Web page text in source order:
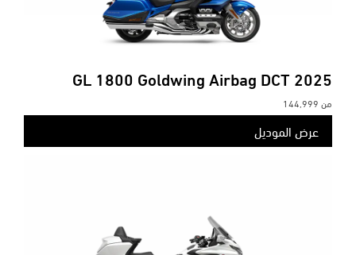
GL 1800 Goldwing Airbag DCT2025
من144,999
عرض الموديل